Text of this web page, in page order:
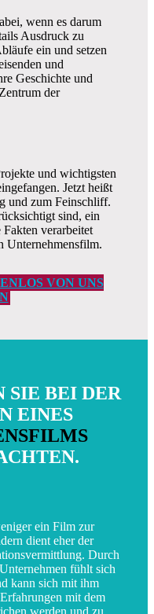
wenn es darum
Ausdruck zu
ein und setzen
und
Geschichte und
der
und wichtigsten
Jetzt heißt
und zum Feinschliff.
sind, ein
verarbeitet
Unternehmensfilm.
VON UNS
SIE BEI DER
EINES
ein Film zur
dient eher der
Durch
fühlt sich
kann sich mit ihm
mit dem